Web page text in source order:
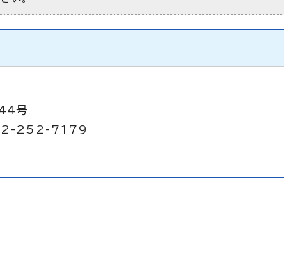
号
252-7179